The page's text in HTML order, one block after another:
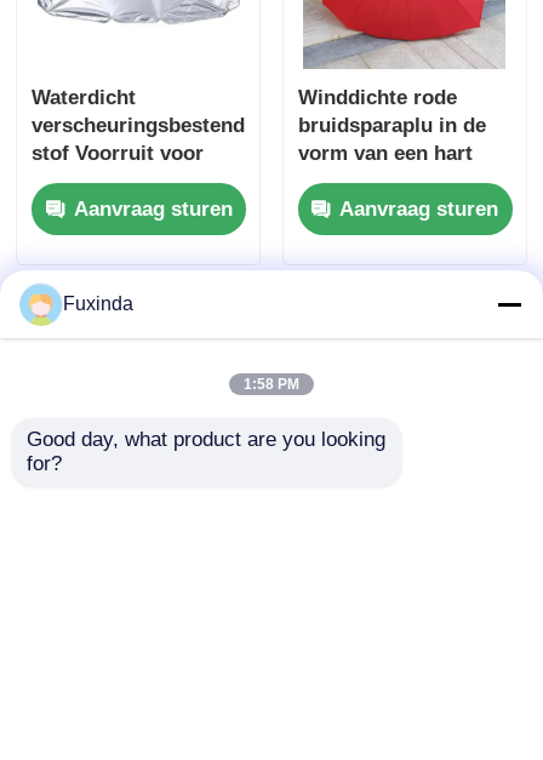
Waterdicht
verscheuringsbestendige
stof Voorruit voor
auto's Paraplu
schaduw UV-
bescherming
Zonnescherm
Aanvraag sturen
Winddichte rode
bruidsparaplu in de
vorm van een hart
Creatief met 16
stevige glasvezel
ribben
Aanvraag sturen
Fuxinda
1:58 PM
Good day, what product are you looking
for?